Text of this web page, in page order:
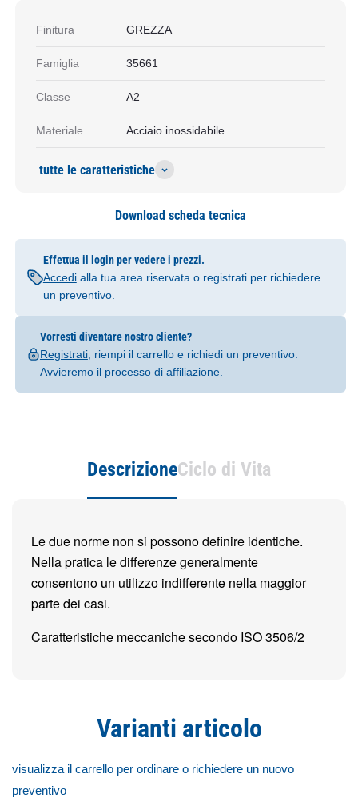
Finitura GREZZA
Famiglia 35661
Classe A2
Materiale Acciaio inossidabile
tutte le caratteristiche
Download scheda tecnica
Effettua il login per vedere i prezzi.
Accedialla tua area riservata o registrati per richiedere
un preventivo.
Vorresti diventare nostro cliente?
Registrati, riempi il carrello e richiedi un preventivo.
Avvieremo il processo di affiliazione.
DescrizioneCiclo di Vita
Le due norme non si possono definire identiche.
Nella pratica le differenze generalmente
consentono un utilizzo indifferente nella maggior
parte dei casi.
Caratteristiche meccaniche secondo ISO 3506/2
Varianti articolo
visualizza il carrello per ordinare o richiedere un nuovo
preventivo